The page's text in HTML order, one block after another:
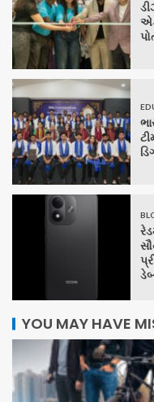
YOU MAY HAVE